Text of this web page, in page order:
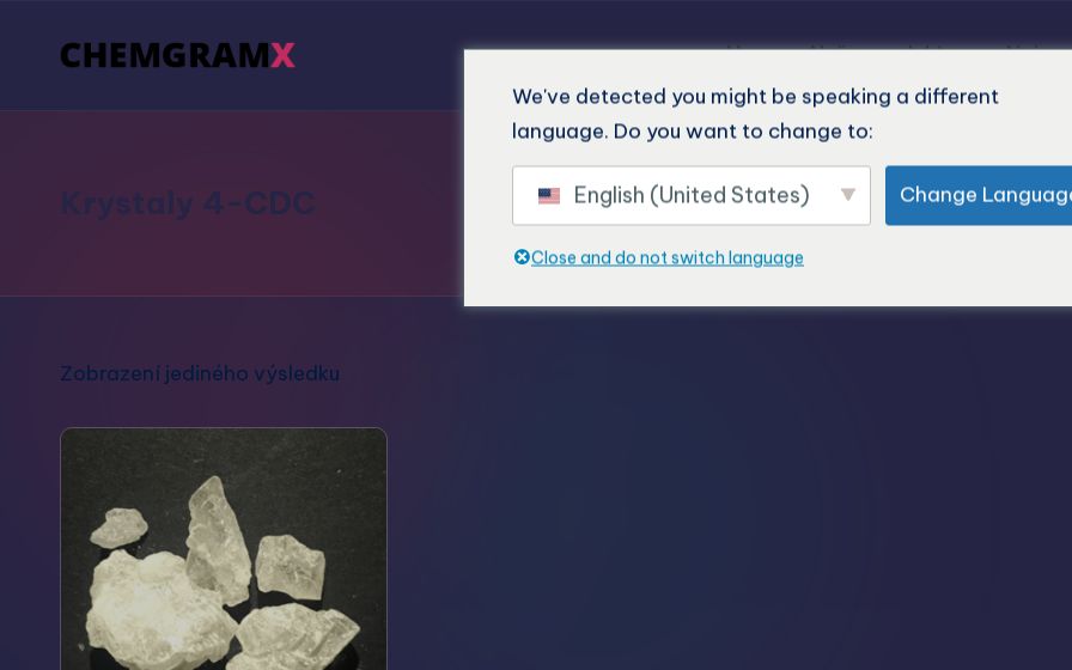
Home Naše produkty
Krystaly 4-CDC
Zobrazení jediného výsledku
We've detected you might be speaking a different
language. Do you want to change to:
English (United States) Change
Close and do not switch language